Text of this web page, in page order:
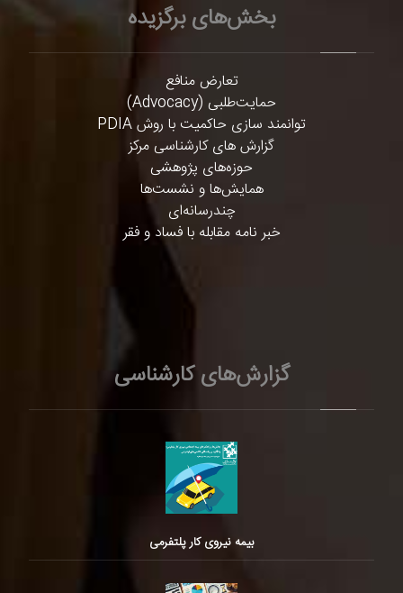
بخش‌های برگزیده
تعارض منافع
حمایت‌طلبی (Advocacy)
توانمند سازی حاکمیت با روش PDIA
گزارش های کارشناسی مرکز
حوزه‌های پژوهشی
همایش‌ها و نشست‌ها
چندرسانه‌ای
خبر نامه مقابله با فساد و فقر
گزارش‌های کارشناسی
بیمه نیروی کار پلتفرمی